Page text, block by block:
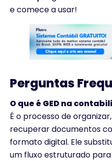
e comece a usar!
Perguntas
O que é GED na
É o processo de
recuperar documentos
formato digital. Ele
um fluxo estruturado